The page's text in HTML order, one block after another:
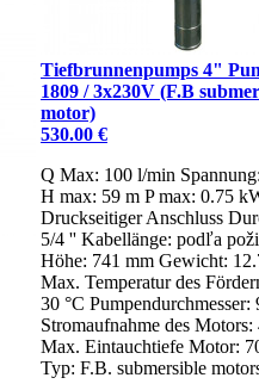
Tiefbrunnenpumps 4"
1809 / 3x230V (F.B
motor)
530.00 €
Q Max: 100 l/min
H max: 59 m P max: 0.75
Druckseitiger Anschluss
5/4 '' Kabellänge: podľa
Höhe: 741 mm Gewicht:
Max. Temperatur des
30 °C Pumpendurchmesser:
Stromaufnahme des Motors:
Max. Eintauchtiefe Motor:
Typ: F.B. submersible